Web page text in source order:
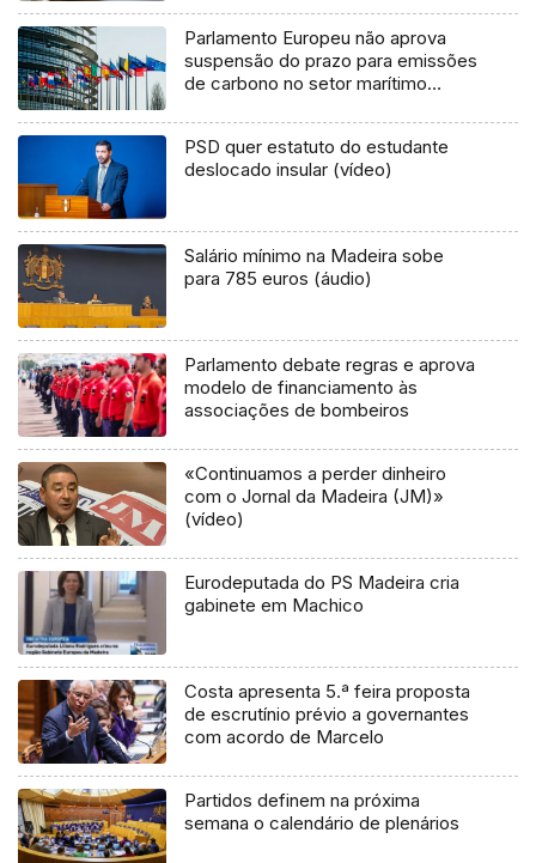
Parlamento Europeu não aprova
suspensão do prazo para emissões
de carbono no setor marítimo
PSD quer estatuto do estudante
deslocado insular (vídeo)
Salário mínimo na Madeira sobe
para 785 euros (áudio)
Parlamento debate regras e aprova
modelo de financiamento às
associações de bombeiros
«Continuamos a perder dinheiro
com o Jornal da Madeira (JM)»
(vídeo)
Eurodeputada do PS Madeira cria
gabinete em Machico
Costa apresenta 5.ª feira proposta
de escrutínio prévio a governantes
com acordo de Marcelo
Partidos definem na próxima
semana o calendário de plenários